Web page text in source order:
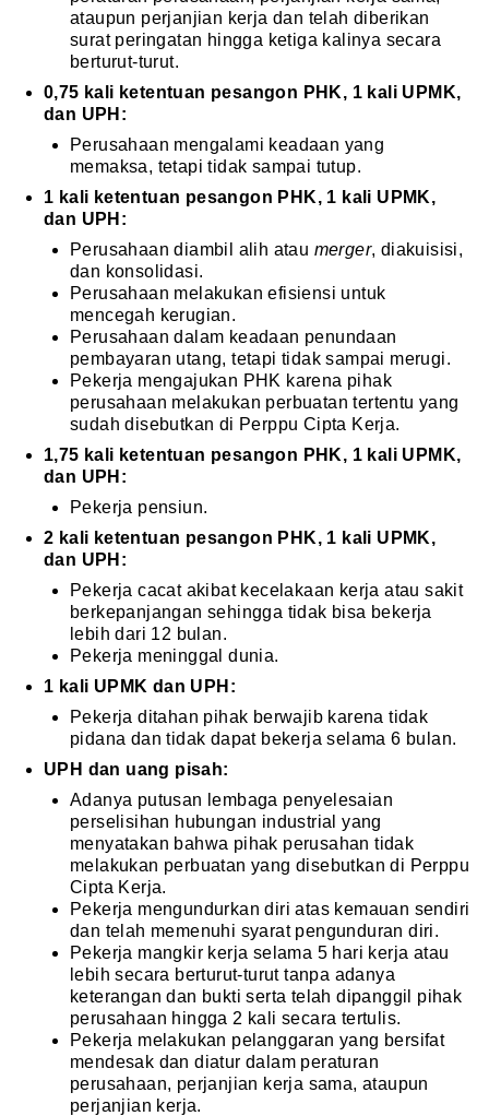
ataupun perjanjian kerja dan telah diberikan
surat peringatan hingga ketiga kalinya secara
berturut-turut.
0,75 kali ketentuan pesangon PHK, 1 kali UPMK,
dan UPH:
Perusahaan mengalami keadaan yang
memaksa, tetapi tidak sampai tutup.
1 kali ketentuan pesangon PHK, 1 kali UPMK,
dan UPH:
Perusahaan diambil alih atau merger, diakuisisi,
dan konsolidasi.
Perusahaan melakukan efisiensi untuk
mencegah kerugian.
Perusahaan dalam keadaan penundaan
pembayaran utang, tetapi tidak sampai merugi.
Pekerja mengajukan PHK karena pihak
perusahaan melakukan perbuatan tertentu yang
sudah disebutkan di Perppu Cipta Kerja.
1,75 kali ketentuan pesangon PHK, 1 kali UPMK,
dan UPH:
Pekerja pensiun.
2 kali ketentuan pesangon PHK, 1 kali UPMK,
dan UPH:
Pekerja cacat akibat kecelakaan kerja atau sakit
berkepanjangan sehingga tidak bisa bekerja
lebih dari 12 bulan.
Pekerja meninggal dunia.
1 kali UPMK dan UPH:
Pekerja ditahan pihak berwajib karena tidak
pidana dan tidak dapat bekerja selama 6 bulan.
UPH dan uang pisah:
Adanya putusan lembaga penyelesaian
perselisihan hubungan industrial yang
menyatakan bahwa pihak perusahan tidak
melakukan perbuatan yang disebutkan di Perppu
Cipta Kerja.
Pekerja mengundurkan diri atas kemauan sendiri
dan telah memenuhi syarat pengunduran diri.
Pekerja mangkir kerja selama 5 hari kerja atau
lebih secara berturut-turut tanpa adanya
keterangan dan bukti serta telah dipanggil pihak
perusahaan hingga 2 kali secara tertulis.
Pekerja melakukan pelanggaran yang bersifat
mendesak dan diatur dalam peraturan
perusahaan, perjanjian kerja sama, ataupun
perjanjian kerja.